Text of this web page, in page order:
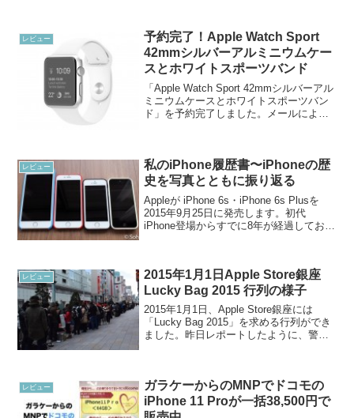
レビュー
予約完了！Apple Watch Sport
42mmシルバーアルミニウムケー
スとホワイトスポーツバンド
「Apple Watch Sport 42mmシルバーアル
ミニウムケースとホワイトスポーツバン
ド」を予約完了しました。メールによる
レビュー
私のiPhone履歴書〜iPhoneの歴
史を写真とともに振り返る
Appleが iPhone 6s・iPhone 6s Plusを
2015年9月25日に発売します。初代
iPhone登場からすでに8年が経過しており
レビュー
2015年1月1日Apple Store銀座
Lucky Bag 2015 行列の様子
2015年1月1日、Apple Store銀座には
「Lucky Bag 2015」を求める行列ができ
ました。昨日レポートしたように、警察
レビュー
ガラケーからのMNPでドコモの
iPhone 11 Proが一括38,500円で